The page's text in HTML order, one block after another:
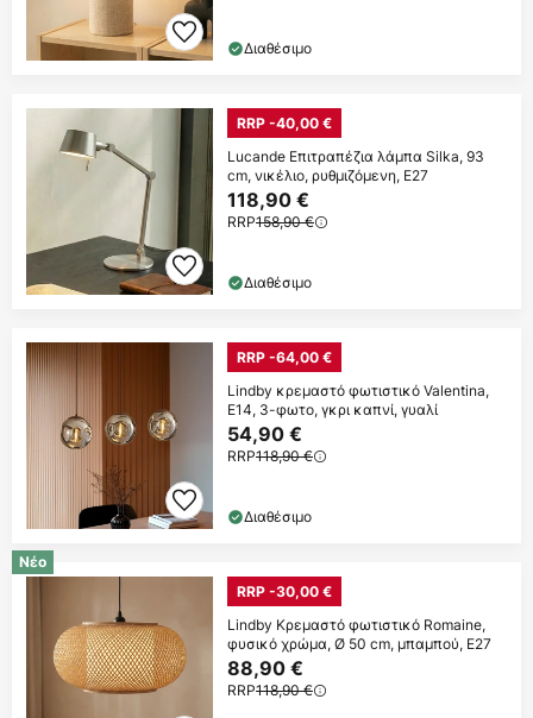
Διαθέσιμο
RRP -40,00 €
Lucande Επιτραπέζια λάμπα Silka, 93
cm, νικέλιο, ρυθμιζόμενη, E27
118,90 €
RRP158,90 €
Διαθέσιμο
RRP -64,00 €
Lindby κρεμαστό φωτιστικό Valentina,
E14, 3-φωτο, γκρι καπνί, γυαλί
54,90 €
RRP118,90 €
Διαθέσιμο
Νέο
RRP -30,00 €
Lindby Κρεμαστό φωτιστικό Romaine,
φυσικό χρώμα, Ø 50 cm, μπαμπού, E27
88,90 €
RRP118,90 €